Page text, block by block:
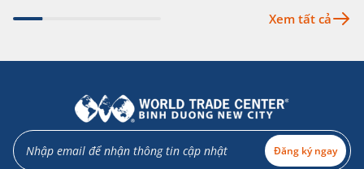
Xem tất cả
Đăng ký ngay